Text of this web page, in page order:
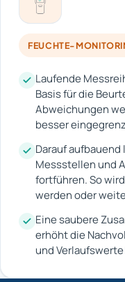
FEUCHTE-
Laufende
Basis für die
Abweichungen
besser
Darauf
Messstellen und
fortführen. So
werden oder
Eine saubere
erhöht die
und